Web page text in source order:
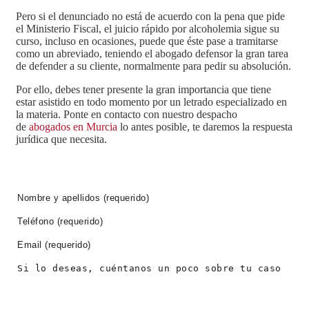
Pero si el denunciado no está de acuerdo con la pena que pide
el Ministerio Fiscal, el juicio rápido por alcoholemia sigue su
curso, incluso en ocasiones, puede que éste pase a tramitarse
como un abreviado, teniendo el abogado defensor la gran tarea
de defender a su cliente, normalmente para pedir su absolución.
Por ello, debes tener presente la gran importancia que tiene
estar asistido en todo momento por un letrado especializado en
la materia. Ponte en contacto con nuestro despacho
de abogados en Murcia lo antes posible, te daremos la respuesta
jurídica que necesita.